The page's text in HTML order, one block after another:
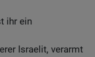
ihr ein
Israelit, verarmt